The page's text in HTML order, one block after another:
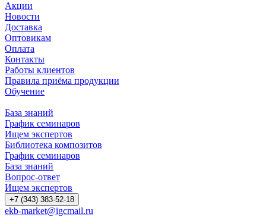
Акции
Новости
Доставка
Оптовикам
Оплата
Контакты
Работы клиентов
Правила приёма продукции
Обучение
База знаний
График семинаров
Ищем экспертов
Библиотека композитов
График семинаров
База знаний
Вопрос-ответ
Ищем экспертов
+7 (343) 383-52-18
ekb-market@igcmail.ru